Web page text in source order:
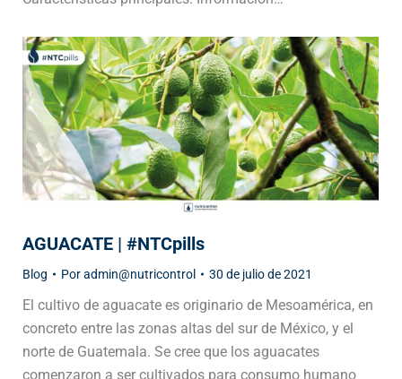
AGUACATE | #NTCpills
Blog Poradmin@nutricontrol 30 de julio de 2021
El cultivo de aguacate es originario de Mesoamérica, en
concreto entre las zonas altas del sur de México, y el
norte de Guatemala. Se cree que los aguacates
comenzaron a ser cultivados para consumo humano